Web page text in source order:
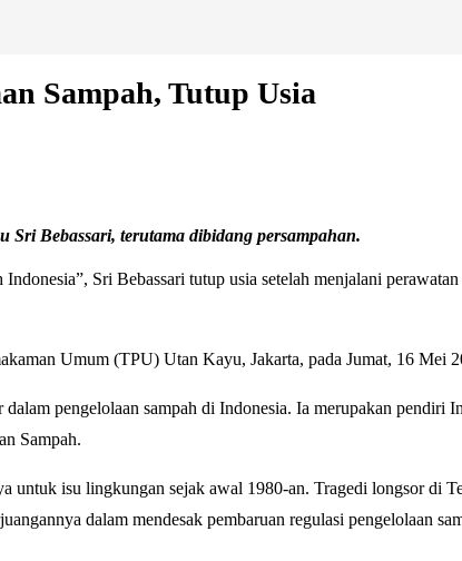
Sampah, Tutup Usia
Sri Bebassari, terutama dibidang persampahan.
Sri Bebassari tutup usia setelah menjalani
Umum (TPU) Utan Kayu, Jakarta, pada Jumat, 16 Mei
pengelolaan sampah di Indonesia. Ia merupakan
Sampah.
untuk isu lingkungan sejak awal 1980-an. Tragedi longsor di
dalam mendesak pembaruan regulasi pengelolaan